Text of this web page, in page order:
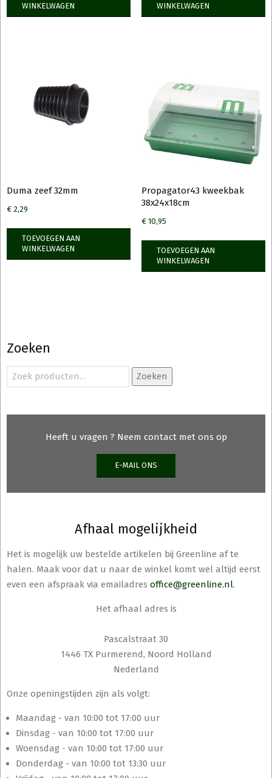
WINKELWAGEN
WINKELWAGEN
Duma zeef 32mm
€ 2,29
TOEVOEGEN AAN
WINKELWAGEN
Propagator43 kweekbak
38x24x18cm
€10,95
TOEVOEGEN AAN
WINKELWAGEN
Zoeken
Zoeken
naar:
Zoeken
Heeft u vragen ? Neem contact met ons op
E-MAIL ONS
Afhaal mogelijkheid
Het is mogelijk uw bestelde artikelen bij Greenline af te
halen. Maak voor dat u naar de winkel komt wel altijd eerst
even een afspraak via emailadres office@greenline.nl.
Het afhaal adres is
Pascalstraat 30
1446 TX Purmerend, Noord Holland
Nederland
Onze openingstijden zijn als volgt:
Maandag - van 10:00 tot 17:00 uur
Dinsdag - van 10:00 tot 17:00 uur
Woensdag - van 10:00 tot 17:00 uur
Donderdag - van 10:00 tot 13:30 uur